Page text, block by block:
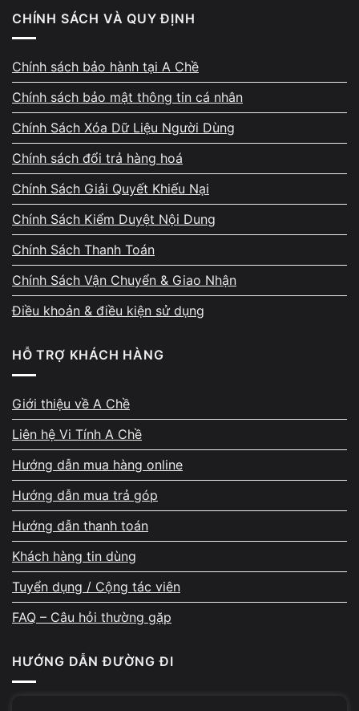
Các bước thực hiện
NhấnCtrl + Shift + Escđể mởTask Manager
Chọn tab Processes.
Ở mụcApps, chuột phải vào các ứng dụng không sử
dụng và chọnEnd Task.
Kéo xuống mụcBackground processes
Kiểm tra và tắt các tác vụ chạy nền không cần thiết để
giải phóng tài nguyên.
Cách 3: Tắt tính năng Quick Access
trong File Explorer
Quick Accessgiúp mở nhanh file và thư mục gần đây,
nhưng trong một số trường hợp có thể khiến File Explorer
load chậm hoặc treo khi mở.
CHÍNH SÁCH VÀ QUY ĐỊNH
Chính sách bảo hành tại A Chề
Chính sách bảo mật thông tin cá nhân
Chính Sách Xóa Dữ Liệu Người Dùng
Chính sách đổi trả hàng hoá
Chính Sách Giải Quyết Khiếu Nại
Chính Sách Kiểm Duyệt Nội Dung
Chính Sách Thanh Toán
Chính Sách Vận Chuyển & Giao Nhận
Điều khoản & điều kiện sử dụng
HỖ TRỢ KHÁCH HÀNG
Giới thiệu về A Chề
Liên hệ Vi Tính A Chề
Hướng dẫn mua hàng online
Hướng dẫn mua trả góp
Hướng dẫn thanh toán
Khách hàng tin dùng
Tuyển dụng / Cộng tác viên
FAQ – Câu hỏi thường gặp
HƯỚNG DẪN ĐƯỜNG ĐI